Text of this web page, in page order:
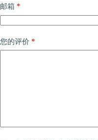
邮箱 *
您的评价 *